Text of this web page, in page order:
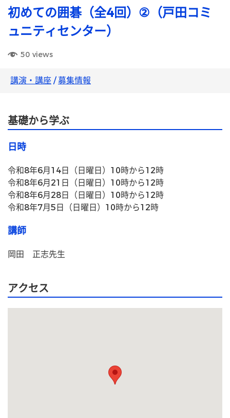
初めての囲碁（全4回）②（戸田コミ
ュニティセンター）
50 views
講演・講座/募集情報
基礎から学ぶ
日時
令和8年6月14日（日曜日）10時から12時
令和8年6月21日（日曜日）10時から12時
令和8年6月28日（日曜日）10時から12時
令和8年7月5日（日曜日）10時から12時
講師
岡田　正志先生
アクセス